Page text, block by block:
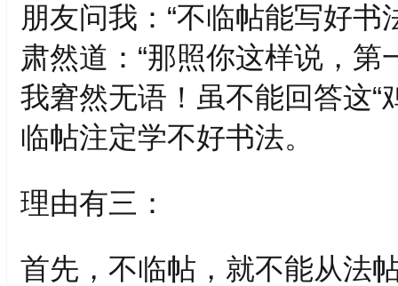
朋友问我：“不临帖能写好书
肃然道：“那照你这样说，
我窘然无语！虽不能回答这“
临帖注定学不好书法。
理由有三：
首先，不临帖，就不能从法